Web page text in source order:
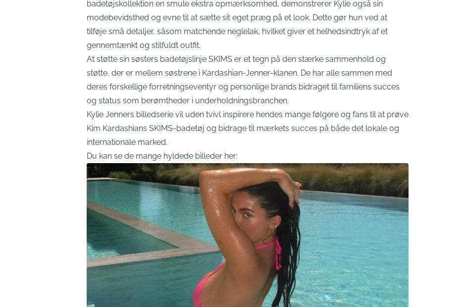
badetøjskollektion en smule ekstra opmærksomhed, demonstrerer Kylie også sin
modebevidsthed og evne til at sætte sit eget præg på et look. Dette gør hun ved at
tilføje små detaljer, såsom matchende neglelak, hvilket giver et helhedsindtryk af et
gennemtænkt og stilfuldt outfit.
At støtte sin søsters badetøjslinje SKIMS er et tegn på den stærke sammenhold og
støtte, der er mellem søstrene i Kardashian-Jenner-klanen. De har alle sammen med
deres forskellige forretningseventyr og personlige brands bidraget til familiens succes
og status som berømtheder i underholdningsbranchen.
Kylie Jenners billedserie vil uden tvivl inspirere hendes mange følgere og fans til at prøve
Kim Kardashians SKIMS-badetøj og bidrage til mærkets succes på både det lokale og
internationale marked.
Du kan se de mange hyldede billeder her: